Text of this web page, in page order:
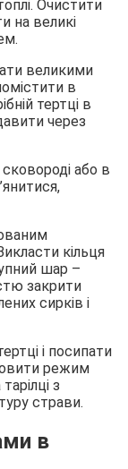
Очистити
на великі
великими
в
тертці в
через
або в
кільця
шар –
закрити
сирків і
і посипати
режим
з
страви.
в